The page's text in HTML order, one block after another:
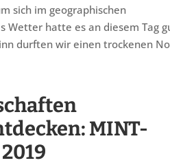
sich im geographischen
Wetter hatte es an diesem Tag
durften wir einen trockenen
MINT-